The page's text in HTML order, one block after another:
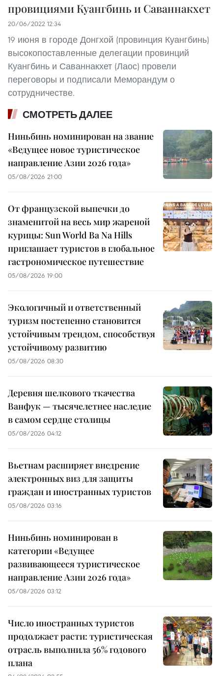
провициями Куангбинь и Саваннакхет
20/06/2022 12:34
19 июня в городе Донгхой (провинция Куангбинь)
высокопоставленные делегации провинций
Куангбинь и Саваннакхет (Лаос) провели
переговоры и подписали Меморандум о
сотрудничестве.
СМОТРЕТЬ ДАЛЕЕ
Ниньбинь номинирован на звание
«Ведущее новое туристическое
направление Азии 2026 года»
05/08/2026 21:00
От французской выпечки до
знаменитой на весь мир жареной
курицы: Sun World Ba Na Hills
приглашает туристов в глобальное
гастрономическое путешествие
05/08/2026 19:00
Экологичный и ответственный
туризм постепенно становится
устойчивым трендом, способствуя
устойчивому развитию
05/08/2026 08:30
Деревня шелкового ткачества
Ванфук — тысячелетнее наследие
в самом сердце столицы
05/08/2026 04:12
Вьетнам расширяет внедрение
электронных виз для защиты
граждан и иностранных туристов
05/08/2026 03:16
Ниньбинь номинирован в
категории «Ведущее
развивающееся туристическое
направление Азии 2026 года»
05/08/2026 03:12
Число иностранных туристов
продолжает расти: туристическая
отрасль выполнила 56% годового
плана